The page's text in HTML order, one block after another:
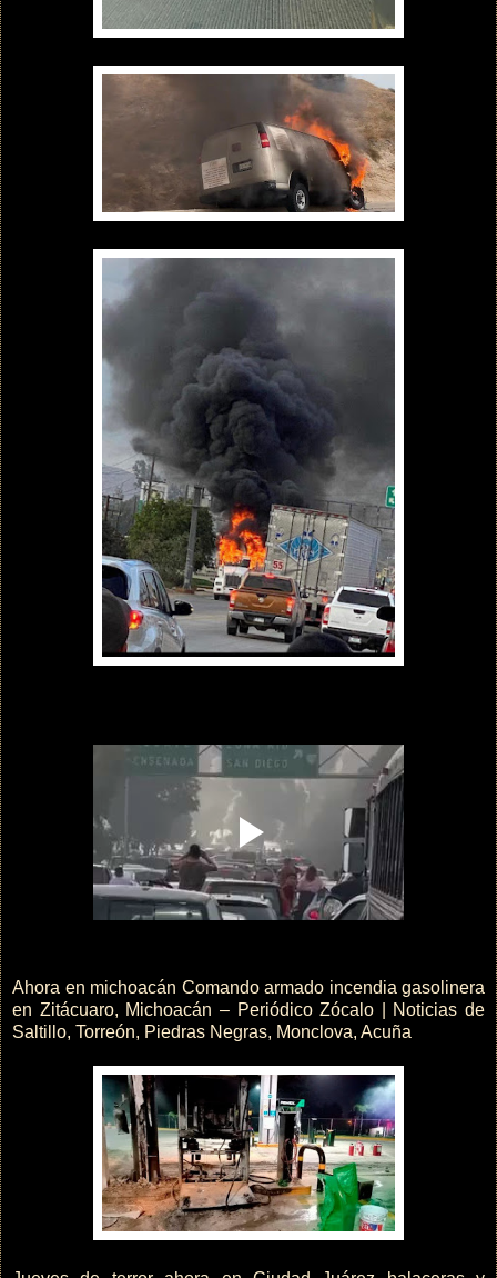
Ahora en michoacán Comando armado incendia gasolinera
en Zitácuaro, Michoacán – Periódico Zócalo | Noticias de
Saltillo, Torreón, Piedras Negras, Monclova, Acuña